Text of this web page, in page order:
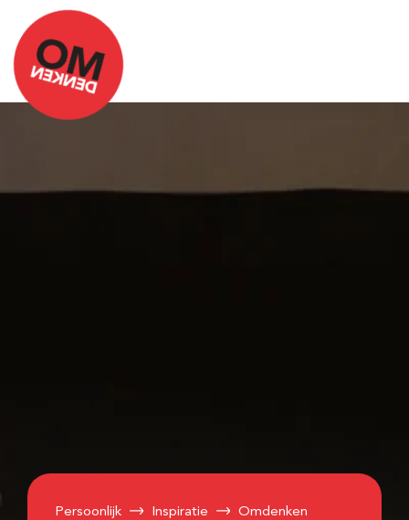
Persoonlijk Inspiratie
Omdenken